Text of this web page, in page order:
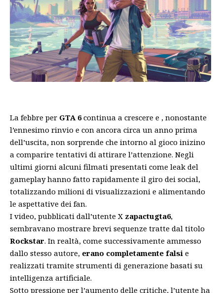
La febbre per GTA 6continua a crescere e , nonostante
l’ennesimo rinvio e con ancora circa un anno prima
dell’uscita, non sorprende che intorno al gioco inizino
a comparire tentativi di attirare l’attenzione. Negli
ultimi giorni alcuni filmati presentati come leak del
gameplay hanno fatto rapidamente il giro dei social,
totalizzando milioni di visualizzazioni e alimentando
le aspettative dei fan.
I video, pubblicati dall’utente X zapactugta6,
sembravano mostrare brevi sequenze tratte dal titolo
Rockstar. In realtà, come successivamente ammesso
dallo stesso autore, erano completamente falsi e
realizzati tramite strumenti di generazione basati su
intelligenza artificiale.
Sotto pressione per l’aumento delle critiche, l’utente ha